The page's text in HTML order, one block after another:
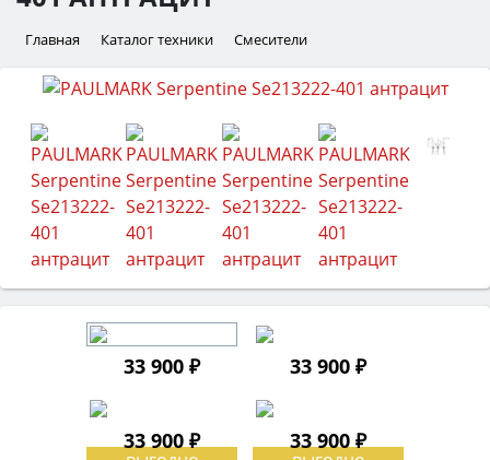
Главная Каталог техники Смесители
33 900 ₽ 33 900 ₽
33 900 ₽ 33 900 ₽